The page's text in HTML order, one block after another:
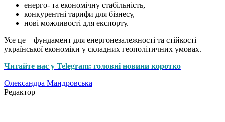
енерго- та економічну стабільність,
конкурентні тарифи для бізнесу,
нові можливості для експорту.
Усе це – фундамент для енергонезалежності та стійкості
української економіки у складних геополітичних умовах.
Читайте нас у Telegram: головні новини коротко
Олександра Мандровська
Редактор